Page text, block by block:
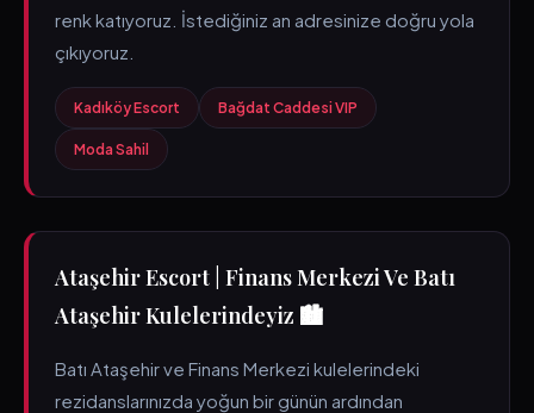
renk katıyoruz. İstediğiniz an adresinize doğru yola
çıkıyoruz.
Kadıköy Escort Bağdat Caddesi VIP
Moda Sahil
Ataşehir Escort | Finans Merkezi Ve Batı
Ataşehir Kulelerindeyiz 🏙️
Batı Ataşehir ve Finans Merkezi kulelerindeki
rezidanslarınızda yoğun bir günün ardından